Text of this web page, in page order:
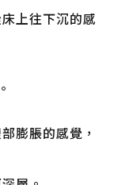
上往下沉的感
膨脹的感覺，